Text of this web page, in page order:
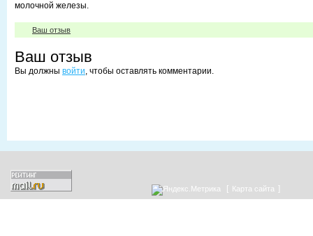
молочной железы.
Ваш отзыв
Ваш отзыв
Вы должны войти, чтобы оставлять комментарии.
[ Карта сайта